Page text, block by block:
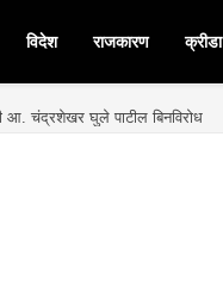
विदेश राजकारण क्रीडा
आ. चंद्रशेखर घुले पाटील बिनविरोध